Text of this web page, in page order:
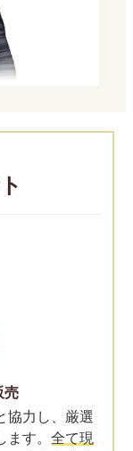
売
協力し、厳選
す。 全て現